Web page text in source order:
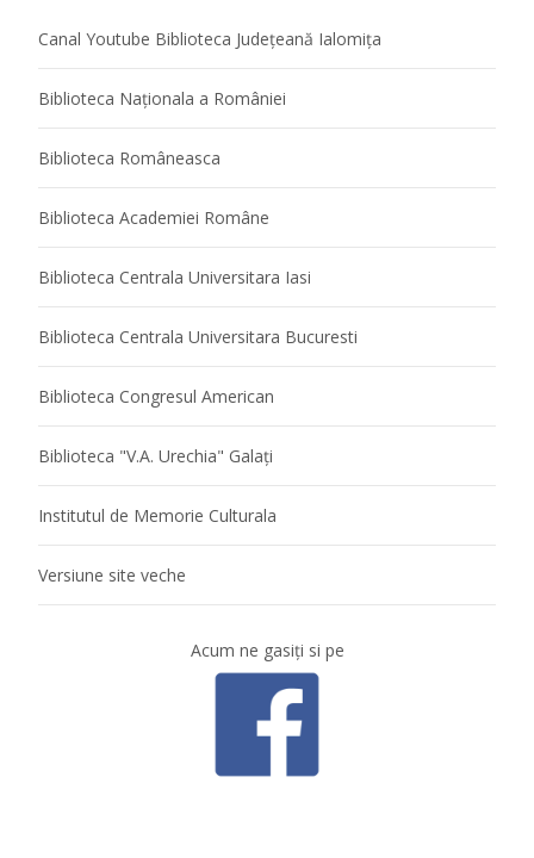
Canal Youtube Biblioteca Județeană Ialomița
Biblioteca Naţionala a României
Biblioteca Româneasca
Biblioteca Academiei Române
Biblioteca Centrala Universitara Iasi
Biblioteca Centrala Universitara Bucuresti
Biblioteca Congresul American
Biblioteca "V.A. Urechia" Galaţi
Institutul de Memorie Culturala
Versiune site veche
Acum ne gasiţi si pe